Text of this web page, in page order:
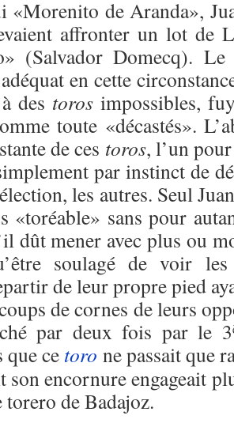
«Morenito de Aranda»,
affronter un lot de
(Salvador Domecq).
en cette
des toros impossibles,
toute «décastés».
de ces toros, l’un
par instinct de
les autres. Seul
«toréable» sans pour
dût mener avec plus ou
soulagé de voir
de leur propre pied
de cornes de leurs
par deux fois par le 3
que ce toro ne passait que
son encornure engageait
torero de Badajoz.